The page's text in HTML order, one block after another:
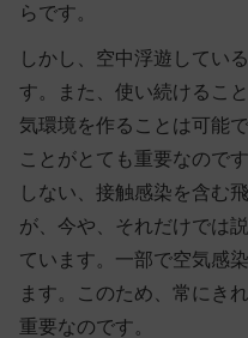
らです。
しかし、空中浮遊してい
す。また、使い続けるこ
気環境を作ることは可能
ことがとても重要なので
しない、接触感染を含む
が、今や、それだけでは
ています。一部で空気感
ます。このため、常にき
重要なのです。